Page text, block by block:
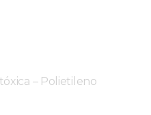
– Polietileno